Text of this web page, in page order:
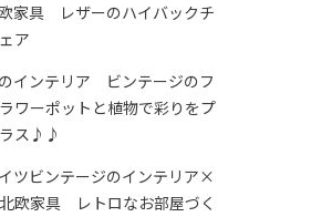
家具 レザーのハイバックチ
ェア
インテリア ビンテージのフ
ラワーポットと植物で彩りをプ
ラス♪♪
ツビンテージのインテリア×
北欧家具 レトロなお部屋づく